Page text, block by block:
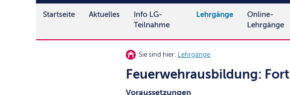
Startseite Aktuelles
Info LG-
Teilnahme
Lehrgänge
Online-
Lehrgänge
Sie sind hier: Lehrgänge
Feuerwehrausbildung:
Voraussetzungen